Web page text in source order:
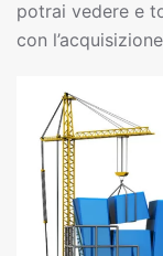
potrai vedere e
con